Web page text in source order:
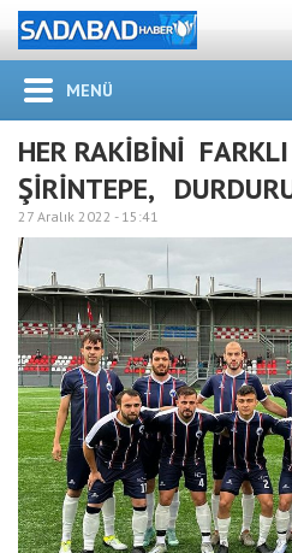
MENÜ
HER RAKİBİNİ FARKLI
ŞİRİNTEPE,
27 Aralık 2022 - 15:41